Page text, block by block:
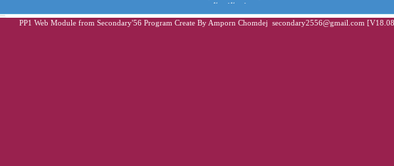
วันปรับปรุง
PP1 Web Module from Secondary'56 Program Create By Amporn Chomdej secondary2556@gmail.com